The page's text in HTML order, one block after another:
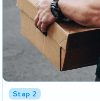
Stap 2